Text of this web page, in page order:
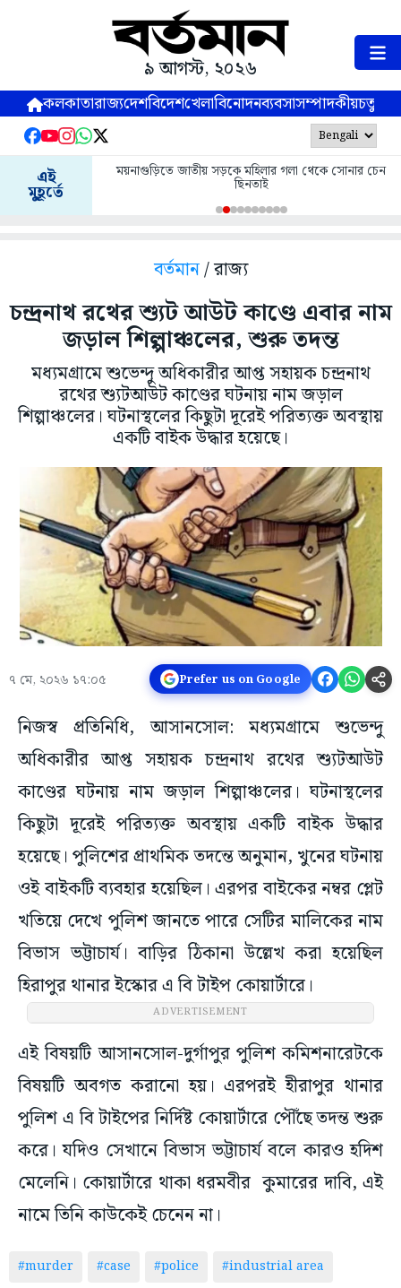
৯ আগস্ট, ২০২৬
কলকাতারাজ্যদেশবিদেশখেলাবিনোদনব্যবসাসম্পাদকীয়
এই
মুহূর্তে
ময়নাগুড়িতে জাতীয় সড়কে মহিলার গলা থেকে সোনার চেন
ছিনতাই
বর্তমান/ রাজ্য
চন্দ্রনাথ রথের শ্যুট আউট কাণ্ডে এবার নাম
জড়াল শিল্পাঞ্চলের, শুরু তদন্ত
মধ্যমগ্রামে শুভেন্দু অধিকারীর আপ্ত সহায়ক চন্দ্রনাথ
রথের শ্যুটআউট কাণ্ডের ঘটনায় নাম জড়াল
শিল্পাঞ্চলের। ঘটনাস্থলের কিছুটা দূরেই পরিত্যক্ত অবস্থায়
একটি বাইক উদ্ধার হয়েছে।
৭ মে, ২০২৬ ১৭:০৫ Prefer us on Google
নিজস্ব প্রতিনিধি, আসানসোল: মধ্যমগ্রামে শুভেন্দু
অধিকারীর আপ্ত সহায়ক চন্দ্রনাথ রথের শ্যুটআউট
কাণ্ডের ঘটনায় নাম জড়াল শিল্পাঞ্চলের। ঘটনাস্থলের
কিছুটা দূরেই পরিত্যক্ত অবস্থায় একটি বাইক উদ্ধার
হয়েছে। পুলিশের প্রাথমিক তদন্তে অনুমান, খুনের ঘটনায়
ওই বাইকটি ব্যবহার হয়েছিল। এরপর বাইকের নম্বর প্লেট
খতিয়ে দেখে পুলিশ জানতে পারে সেটির মালিকের নাম
বিভাস ভট্টাচার্য। বাড়ির ঠিকানা উল্লেখ করা হয়েছিল
হিরাপুর থানার ইস্কোর এ বি টাইপ কোয়ার্টারে।
ADVERTISEMENT
এই বিষয়টি আসানসোল-দুর্গাপুর পুলিশ কমিশনারেটকে
বিষয়টি অবগত করানো হয়। এরপরই হীরাপুর থানার
পুলিশ এ বি টাইপের নির্দিষ্ট কোয়ার্টারে পৌঁছে তদন্ত শুরু
করে। যদিও সেখানে বিভাস ভট্টাচার্য বলে কারও হদিশ
মেলেনি। কোয়ার্টারে থাকা ধরমবীর কুমারের দাবি, এই
নামে তিনি কাউকেই চেনেন না।
#murder #case #police
#industrial area